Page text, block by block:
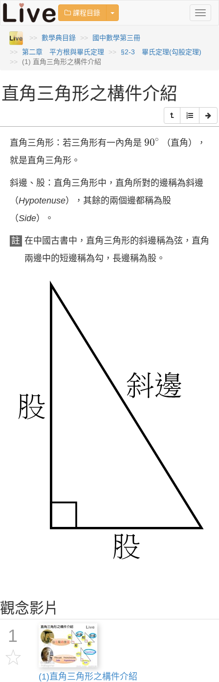
課程目錄 Toggle Dropdown
數學典目錄
國中數學第三冊
第二章 平方根與畢氏定理
§2-3 畢氏定理(勾股定理)
(1) 直角三角形之構件介紹
直角三角形之構件介紹
直角三角形：若三角形有一內角是 90∘
90∘
（直角），
就是直角三角形。
斜邊、股：直角三角形中，直角所對的邊稱為斜邊
（Hypotenuse），其餘的兩個邊都稱為股
（Side）。
註 在中國古書中，直角三角形的斜邊稱為弦，直角
兩邊中的短邊稱為勾，長邊稱為股。
觀念影片
1
(1)直角三角形之構件介紹